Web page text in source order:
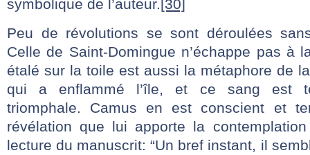
symbolique de l’auteur.[30]
Peu de révolutions se sont déroulées
Celle de Saint-Domingue n’échappe pas à
étalé sur la toile est aussi la métaphore de
qui a enflammé l’île, et ce sang est
triomphale. Camus en est conscient et
révélation que lui apporte la
lecture du manuscrit: “Un bref instant, il